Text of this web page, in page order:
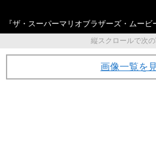
『ザ・スーパーマリオブラザーズ・ムービ
縦スクロールで次
画像一覧を